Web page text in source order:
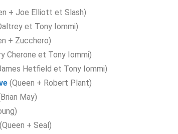
+ Joe Elliott et Slash)
et Tony Iommi)
+ Zucchero)
Cherone et Tony Iommi)
Hetfield et Tony Iommi)
(Queen + Robert Plant)
May)
(Queen + Seal)